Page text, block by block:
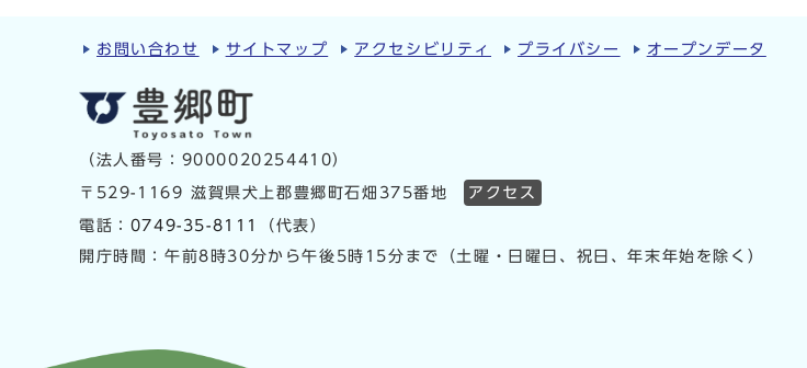
お問い合わせ サイトマップ アクセシビリティ プライバシー オープンデータ
（法人番号：9000020254410）
〒529-1169 滋賀県犬上郡豊郷町石畑375番地 アクセス
電話： 0749-35-8111
（代表）
開庁時間：午前8時30分から午後5時15分まで（土曜・日曜日、祝日、年末年始を除く）